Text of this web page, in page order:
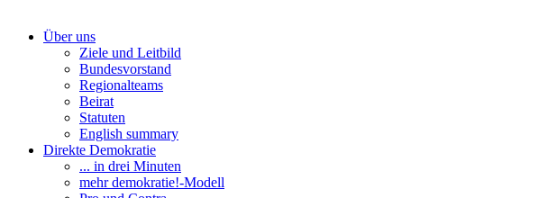
Über uns
Ziele und Leitbild
Bundesvorstand
Regionalteams
Beirat
Statuten
English summary
Direkte Demokratie
... in drei Minuten
mehr demokratie!-Modell